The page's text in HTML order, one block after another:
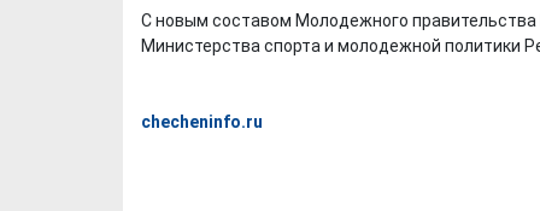
С новым составом Молодежного
Министерства спорта и молодежной политики
checheninfo.ru